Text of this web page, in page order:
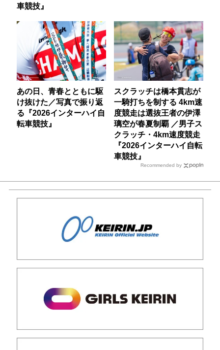
車競技』
あの日、青春とともに駆
け抜けた／写真で振り返
る『2026インターハイ自
転車競技』
スクラッチは橋本貫志が
一騎打ちを制する 4km速
度競走は選抜王者の伊澤
璃空が春夏制覇 ／男子ス
クラッチ・4km速度競走
『2026インターハイ自転
車競技』
Recommended by